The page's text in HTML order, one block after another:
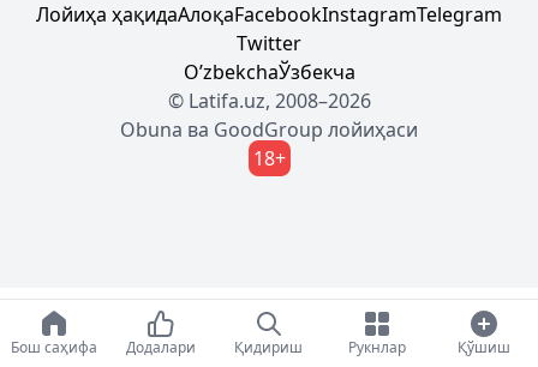
Лойиҳа ҳақидаАлоқаFacebookInstagramTelegram
Twitter
OʼzbekchaЎзбекча
© Latifa.uz, 2008–2026
Obuna ва GoodGroup лойиҳаси
18+
Бош саҳифа Додалари Қидириш Рукнлар Қўшиш